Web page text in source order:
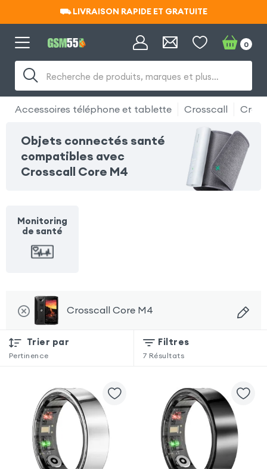
⛟ LIVRAISON RAPIDE ET GRATUITE
⛟ LIVRAISON RAPIDE ET GRATUITE
Recherche de produits, marques et plus…
0
Accessoires téléphone et tablette Crosscall
Objets connectés santé
compatibles avec
Crosscall Core M4
Monitoring
de santé
Crosscall Core M4
Trier par
Pertinence
Filtres
7 Résultats